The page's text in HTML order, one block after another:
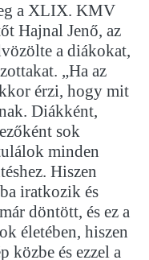
a XLIX. KMV
Hajnal Jenő, az
a diákokat,
„Ha az
érzi, hogy mit
Diákként,
sok
minden
Hiszen
iratkozik és
döntött, és ez a
életében, hiszen
közbe és ezzel a